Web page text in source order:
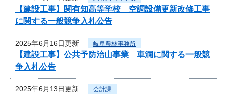
【建設工事】関有知高等学校 空調設備更新改修工事
に関する一般競争入札公告
2025年6月16日更新 岐阜農林事務所
【建設工事】公共予防治山事業 車洞に関する一般競
争入札公告
2025年6月13日更新 会計課